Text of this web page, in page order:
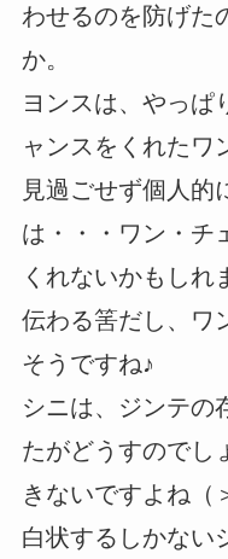
わせるのを防げた
か。
ヨンスは、やっぱ
ャンスをくれたワ
見過ごせず個人的
は・・・ワン・チ
くれないかもしれ
伝わる筈だし、ワ
そうですね♪
シニは、ジンテの
たがどうすのでし
きないですよね（
白状するしかない